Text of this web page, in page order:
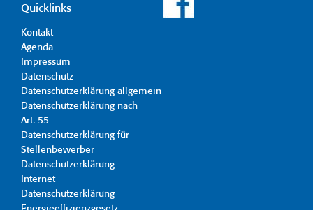
Quicklinks
Kontakt
Agenda
Impressum
Datenschutz
Datenschutzerklärung allgemein
Datenschutzerklärung nach
Art. 55
Datenschutzerklärung für
Stellenbewerber
Datenschutzerklärung
Internet
Datenschutzerklärung